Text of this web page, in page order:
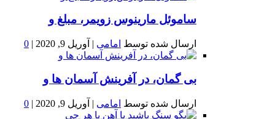
ساموئل مارینوس زویمر، مبلغ و
ارسال شده توسط امامی | آوریل 9, 2020 |
0
بى گمان، در آفرينش آسمان ها و
ارسال شده توسط امامی | آوریل 9, 2020 |
0